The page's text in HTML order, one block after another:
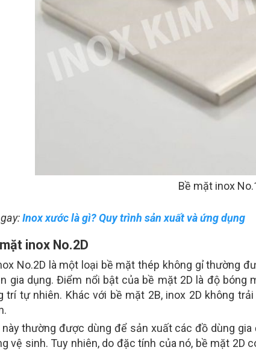
Bề mặt inox
Inox xước là gì? Quy trình sản xuất và ứng dụng
inox No.2D
No.2D là một loại bề mặt thép không gỉ thường
gia dụng. Điểm nổi bật của bề mặt 2D là độ bóng
trí tự nhiên. Khác với bề mặt 2B, inox 2D không
này thường được dùng để sản xuất các đồ dùng
vệ sinh. Tuy nhiên, do đặc tính của nó, bề mặt